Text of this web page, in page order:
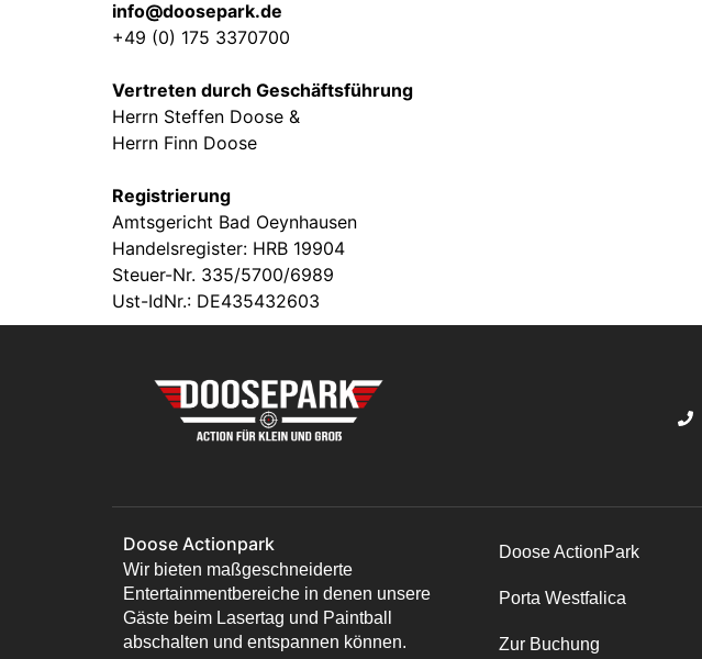
info@doosepark.de
+49 (0) 175 3370700
Vertreten durch Geschäftsführung
Herrn Steffen Doose &
Herrn Finn Doose
Registrierung
Amtsgericht Bad Oeynhausen
Handelsregister: HRB 19904
Steuer-Nr. 335/5700/6989
Ust-IdNr.: DE435432603
Doose Actionpark
Wir bieten maßgeschneiderte
Entertainmentbereiche in denen unsere
Gäste beim Lasertag und Paintball
abschalten und entspannen können.
Doose ActionPark
Porta Westfalica
Zur Buchung